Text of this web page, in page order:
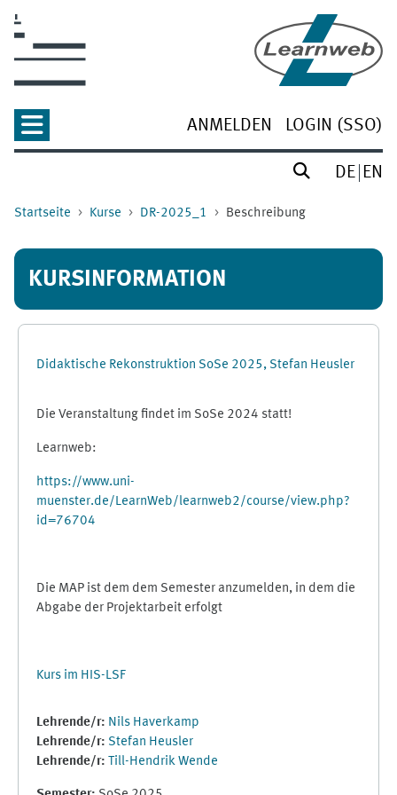
ANMELDEN LOGIN (SSO)
DE EN
Startseite Kurse DR-2025_1 Beschreibung
KURSINFORMATION
Didaktische Rekonstruktion SoSe 2025, Stefan Heusler
Die Veranstaltung findet im SoSe 2024 statt!
Learnweb:
https://www.uni-
muenster.de/LearnWeb/learnweb2/course/view.php?
id=76704
Die MAP ist dem dem Semester anzumelden, in dem die
Abgabe der Projektarbeit erfolgt
Kurs im HIS-LSF
Lehrende/r: Nils Haverkamp
Lehrende/r: Stefan Heusler
Lehrende/r: Till-Hendrik Wende